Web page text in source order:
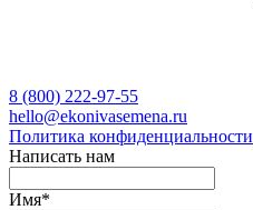
8 (800) 222-97-55
hello@ekonivasemena.ru
Политика конфиденциальности
Написать нам
Имя*